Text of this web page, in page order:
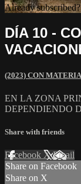
Already subscribed?
DÍA 10 -
(2023) CON
EN LA ZONA
DEPENDIENDO
Share with friends
Facebook XEmail
Share on Facebook
Share on X